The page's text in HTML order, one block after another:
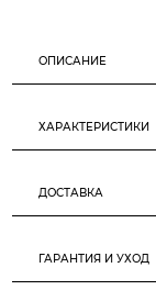
ОПИСАНИЕ
ХАРАКТЕРИСТИКИ
ДОСТАВКА
ГАРАНТИЯ И УХОД